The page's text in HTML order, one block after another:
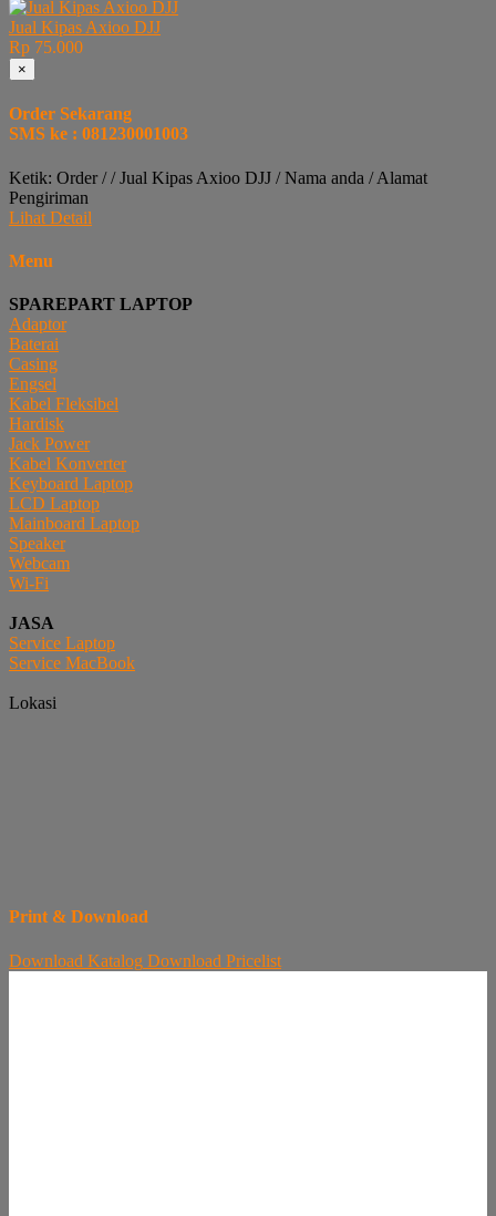
Jual Kipas Axioo DJJ
Rp 75.000
×
Order Sekarang
SMS ke : 081230001003
Ketik: Order / / Jual Kipas Axioo DJJ / Nama anda / Alamat
Pengiriman
Lihat Detail
Menu
SPAREPART LAPTOP
Adaptor
Baterai
Casing
Engsel
Kabel Fleksibel
Hardisk
Jack Power
Kabel Konverter
Keyboard Laptop
LCD Laptop
Mainboard Laptop
Speaker
Webcam
Wi-Fi
JASA
Service Laptop
Service MacBook
Lokasi
Print & Download
Download Katalog Download Pricelist